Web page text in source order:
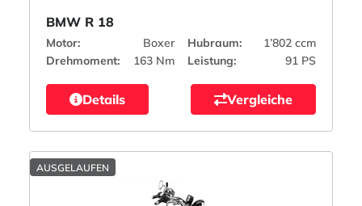
BMW R 18
Motor: Boxer Hubraum:
1’802 ccm
Drehmoment:
163 Nm Leistung: 91 PS
Details Vergleiche
AUSGELAUFEN